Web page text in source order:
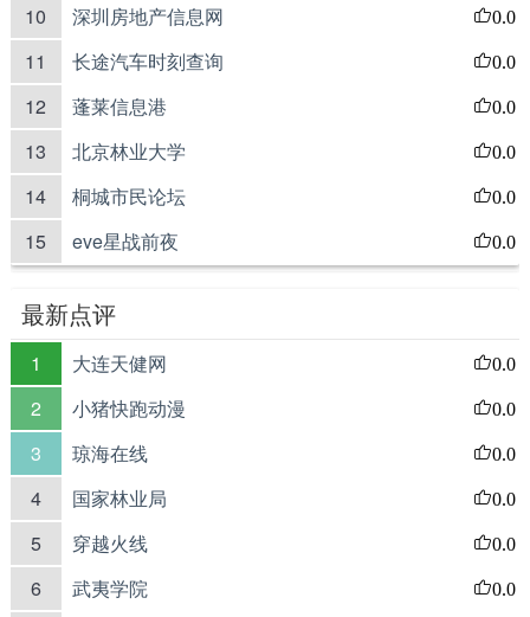
10 深圳房地产信息网 0.0
11 长途汽车时刻查询 0.0
12 蓬莱信息港 0.0
13 北京林业大学 0.0
14 桐城市民论坛 0.0
15 eve星战前夜 0.0
最新点评
1 大连天健网 0.0
2 小猪快跑动漫 0.0
3 琼海在线 0.0
4 国家林业局 0.0
5 穿越火线 0.0
6 武夷学院 0.0